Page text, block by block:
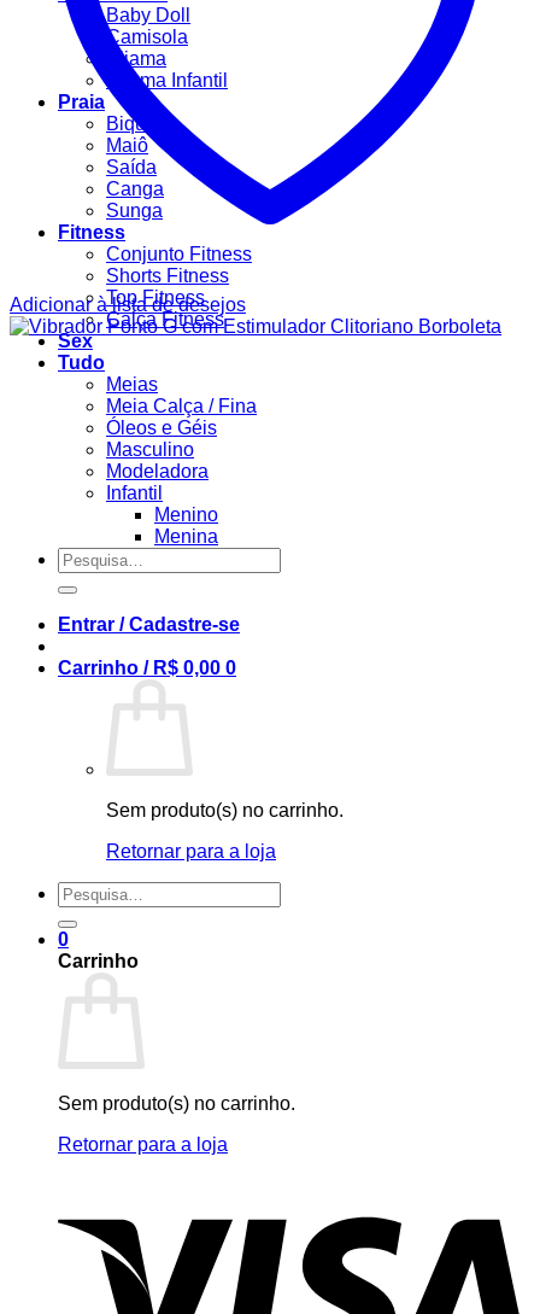
Baby Doll
Camisola
Pijama
Pijama Infantil
Praia
Biquíni
Maiô
Saída
Canga
Sunga
Fitness
Conjunto Fitness
Shorts Fitness
Top Fitness
Calça Fitness
Sex
Tudo
Meias
Meia Calça / Fina
Óleos e Géis
Masculino
Modeladora
Infantil
Menino
Menina
Pesquisar
por:
Entrar / Cadastre-se
Carrinho / R$ 0,00 0
Sem produto(s) no carrinho.
Retornar para a loja
Pesquisar
por:
0
Carrinho
Sem produto(s) no carrinho.
Retornar para a loja
Adicionar à lista de desejos